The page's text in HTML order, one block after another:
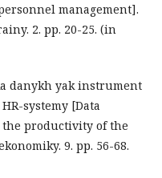
management].
2. рр. 20-25. (in
danykh yak instrument
systemy [Data
productivity of the
9. рр. 56-68.